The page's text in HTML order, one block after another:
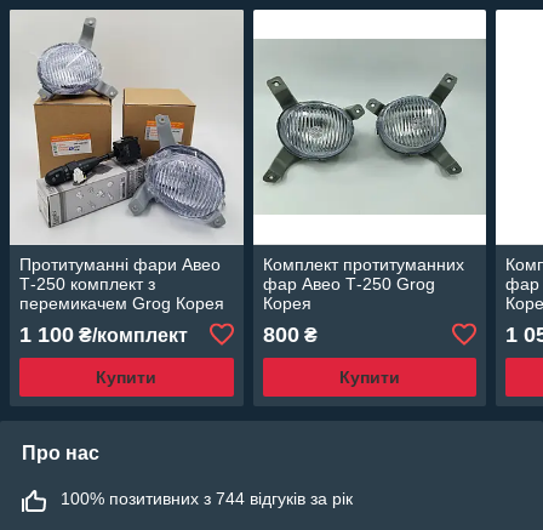
Протитуманні фари Авео
Т-250 комплект з
перемикачем Grog Корея
1 100 ₴/комплект
Купити
Комплект протитуманних
фар Авео Т-250 Grog
Корея
800₴
Купити
фар
1
Про нас
100% позитивних з 744 відгуків за рік